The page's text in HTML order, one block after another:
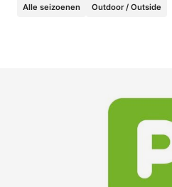
Alle seizoenen Outdoor / Outside